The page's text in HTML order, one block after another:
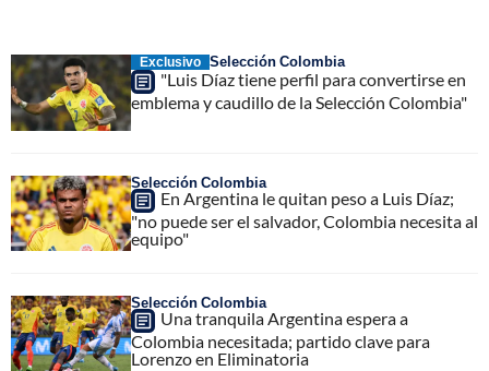
Exclusivo Selección Colombia
"Luis Díaz tiene perfil para convertirse en
emblema y caudillo de la Selección Colombia"
Selección Colombia
En Argentina le quitan peso a Luis Díaz;
"no puede ser el salvador, Colombia necesita al
equipo"
Selección Colombia
Una tranquila Argentina espera a
Colombia necesitada; partido clave para
Lorenzo en Eliminatoria